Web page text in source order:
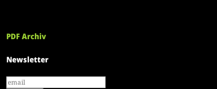
PDF Archiv
Newsletter